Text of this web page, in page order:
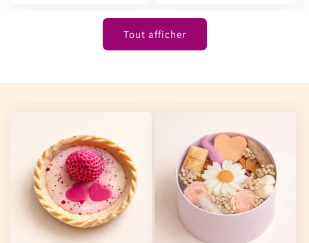
Tout afficher